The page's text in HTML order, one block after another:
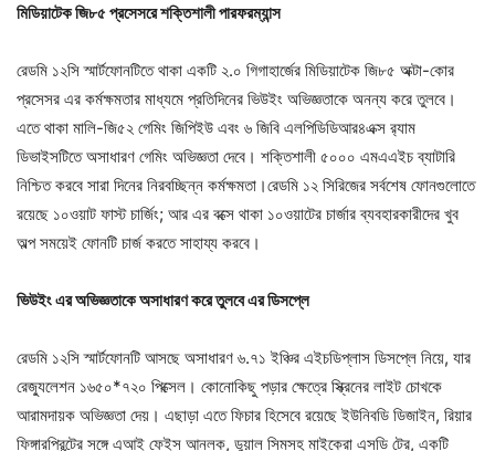
মিডিয়াটেক জি৮৫ প্রসেসরে শক্তিশালী পারফরম্যান্স
রেডমি ১২সি স্মার্টফোনটিতে থাকা একটি ২.০ গিগাহার্জের মিডিয়াটেক জি৮৫ অক্টা-কোর
প্রসেসর এর কর্মক্ষমতার মাধ্যমে প্রতিদিনের ভিউইং অভিজ্ঞতাকে অনন্য করে তুলবে।
এতে থাকা মালি-জি৫২ গেমিং জিপিইউ এবং ৬ জিবি এলপিডিডিআর৪এক্স র‍্যাম
ডিভাইসটিতে অসাধারণ গেমিং অভিজ্ঞতা দেবে। শক্তিশালী ৫০০০ এমএএইচ ব্যাটারি
নিশ্চিত করবে সারা দিনের নিরবচ্ছিন্ন কর্মক্ষমতা।রেডমি ১২ সিরিজের সর্বশেষ ফোনগুলোতে
রয়েছে ১০ওয়াট ফাস্ট চার্জিং; আর এর বক্সে থাকা ১০ওয়াটের চার্জার ব্যবহারকারীদের খুব
অল্প সময়েই ফোনটি চার্জ করতে সাহায্য করবে।
ভিউইং এর অভিজ্ঞতাকে অসাধারণ করে তুলবে এর ডিসপ্লে
রেডমি ১২সি স্মার্টফোনটি আসছে অসাধারণ ৬.৭১ ইঞ্চির এইচডিপ্লাস ডিসপ্লে নিয়ে, যার
রেজ্যুলেশন ১৬৫০*৭২০ পিক্সেল। কোনোকিছু পড়ার ক্ষেত্রে স্ক্রিনের লাইট চোখকে
আরামদায়ক অভিজ্ঞতা দেয়। এছাড়া এতে ফিচার হিসেবে রয়েছে ইউনিবডি ডিজাইন, রিয়ার
ফিঙ্গারপ্রিন্টের সঙ্গে এআই ফেইস আনলক, ডুয়াল সিমসহ মাইক্রো এসডি ট্রে, একটি